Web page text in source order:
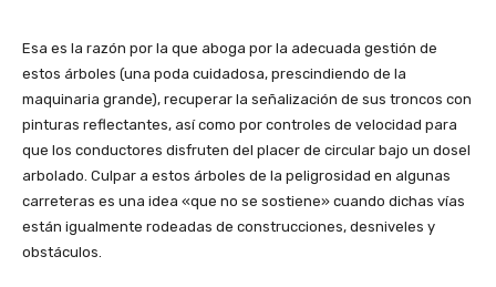
Esa es la razón por la que aboga por la adecuada gestión de
estos árboles (una poda cuidadosa, prescindiendo de la
maquinaria grande), recuperar la señalización de sus troncos con
pinturas reflectantes, así como por controles de velocidad para
que los conductores disfruten del placer de circular bajo un dosel
arbolado. Culpar a estos árboles de la peligrosidad en algunas
carreteras es una idea «que no se sostiene» cuando dichas vías
están igualmente rodeadas de construcciones, desniveles y
obstáculos.